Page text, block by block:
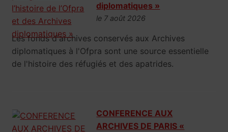
diplomatiques »
le 7 août 2026
Les fonds d'archives conservés aux Archives
diplomatiques à l'Ofpra sont une source essentielle
de l'histoire des réfugiés et des apatrides.
CONFERENCE AUX
ARCHIVES DE PARIS «